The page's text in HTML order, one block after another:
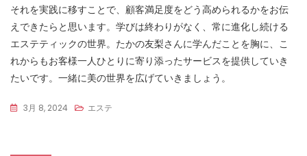
それを実践に移すことで、顧客満足度をどう高められるかをお伝
えできたらと思います。学びは終わりがなく、常に進化し続ける
エステティックの世界。たかの友梨さんに学んだことを胸に、こ
れからもお客様一人ひとりに寄り添ったサービスを提供していき
たいです。一緒に美の世界を広げていきましょう。
3月 8, 2024 エステ